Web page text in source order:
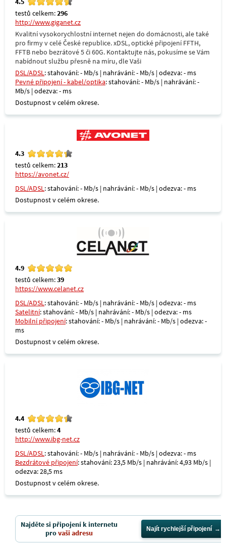
testů celkem:296
http://www.giganet.cz
Kvalitní vysokorychlostní internet nejen do domácnosti, ale také
pro firmy v celé České republice. xDSL, optické připojení FFTH,
FFTB nebo bezrátové 5 či 60G. Kontaktujte nás, pokusíme se Vám
nabídnout službu přesně na míru, dle Vaši
DSL/ADSL: stahování: - Mb/s | nahrávání: - Mb/s | odezva: - ms
Pevné připojení - kabel/optika: stahování: - Mb/s | nahrávání: -
Mb/s | odezva: - ms
Dostupnost v celém okrese.
4.3
testů celkem:213
https://avonet.cz/
DSL/ADSL: stahování: - Mb/s | nahrávání: - Mb/s | odezva: - ms
Dostupnost v celém okrese.
4.9
testů celkem:39
https://www.celanet.cz
DSL/ADSL: stahování: - Mb/s | nahrávání: - Mb/s | odezva: - ms
Satelitní: stahování: - Mb/s | nahrávání: - Mb/s | odezva: - ms
Mobilní připojení: stahování: - Mb/s | nahrávání: - Mb/s | odezva: -
ms
Dostupnost v celém okrese.
4.4
testů celkem:4
http://www.ibg-net.cz
DSL/ADSL: stahování: - Mb/s | nahrávání: - Mb/s | odezva: - ms
Bezdrátové připojení: stahování: 23,5 Mb/s | nahrávání: 4,93 Mb/s |
odezva: 28,5 ms
Dostupnost v celém okrese.
Najděte si připojení k internetu
provaši adresu Najít rychlejší připojení